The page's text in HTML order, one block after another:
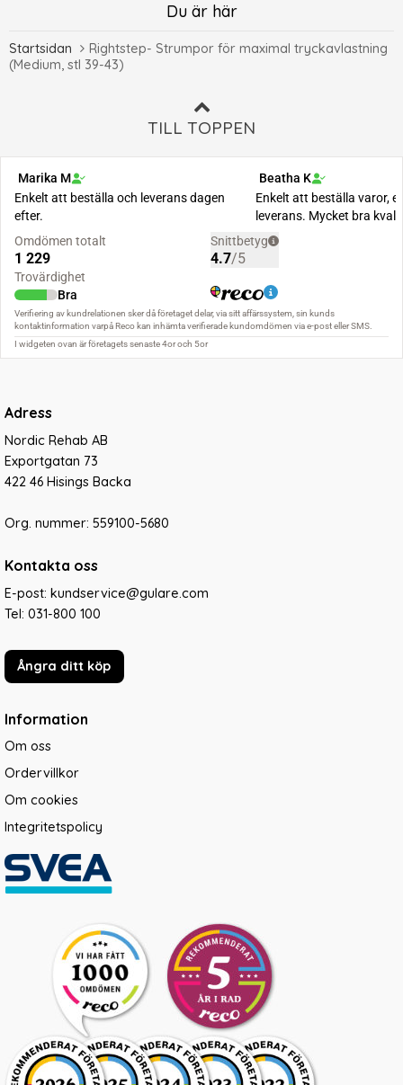
Du är här
Startsidan
Rightstep- Strumpor för maximal tryckavlastning
(Medium, stl 39-43)
TILL TOPPEN
Adress
Nordic Rehab AB
Exportgatan 73
422 46 Hisings Backa
Org. nummer: 559100-5680
Kontakta oss
E-post: kundservice@gulare.com
Tel: 031-800 100
Ångra ditt köp
Information
Om oss
Ordervillkor
Om cookies
Integritetspolicy